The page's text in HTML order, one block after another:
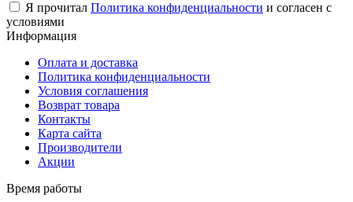
Я прочитал Политика конфиденциальности и согласен с
условиями
Информация
Оплата и доставка
Политика конфиденциальности
Условия соглашения
Возврат товара
Контакты
Карта сайта
Производители
Акции
Время работы